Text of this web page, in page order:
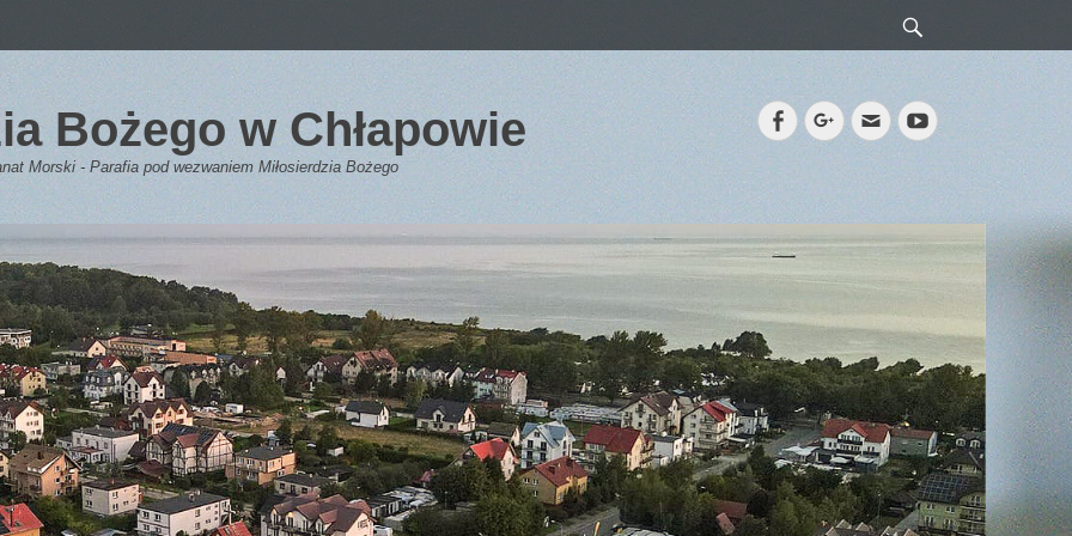
Bożego w Chłapowie
Morski - Parafia pod wezwaniem Miłosierdzia Bożego
FacebookGoogleplus
EmailYouTube